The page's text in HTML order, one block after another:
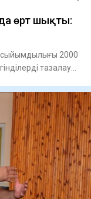
өрт шықты:
2000
тазалау